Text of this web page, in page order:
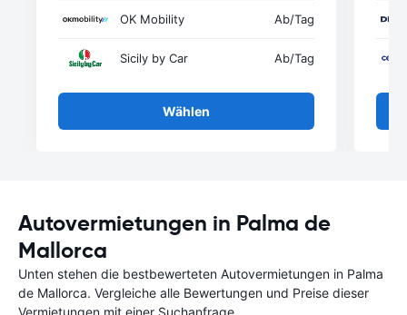
OK Mobility Ab/Tag
Sicily by Car Ab/Tag
Wählen
Autovermietungen in Palma de
Mallorca
Unten stehen die bestbewerteten Autovermietungen in Palma
de Mallorca. Vergleiche alle Bewertungen und Preise dieser
Vermietungen mit einer Suchanfrage.